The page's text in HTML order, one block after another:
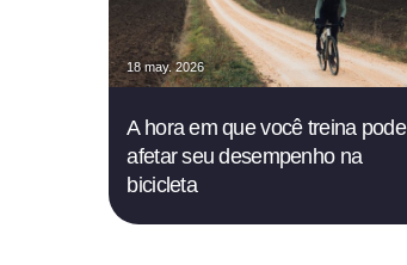
18 may. 2026
A hora em que você treina pode
afetar seu desempenho na
bicicleta